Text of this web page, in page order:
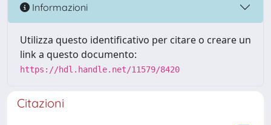
Informazioni
Utilizza questo identificativo per citare o creare un
link a questo documento:
https://hdl.handle.net/11579/8420
Citazioni